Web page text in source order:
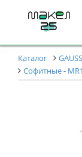
Каталог GAUSS
Софитные -